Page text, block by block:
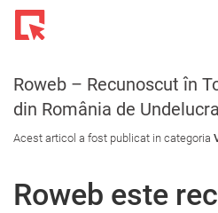
Roweb – Recunoscut în
din România de
Acest articol a fost publicat in categoria
Roweb este